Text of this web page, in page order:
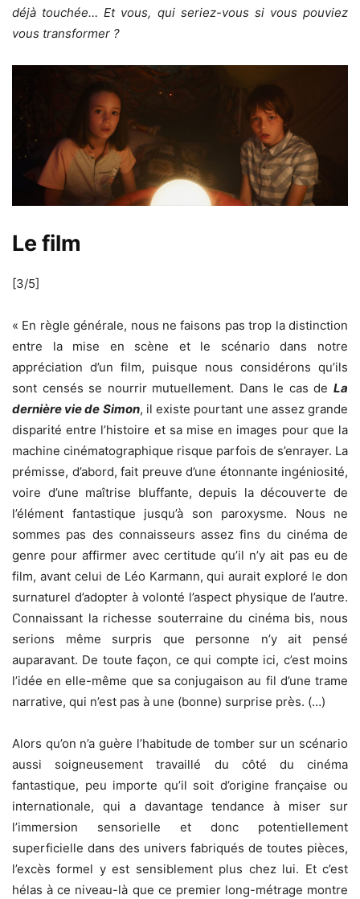
déjà touchée… Et vous, qui seriez-vous si vous pouviez
vous transformer ?
Le film
[3/5]
« En règle générale, nous ne faisons pas trop la distinction
entre la mise en scène et le scénario dans notre
appréciation d’un film, puisque nous considérons qu’ils
sont censés se nourrir mutuellement. Dans le cas de La
dernière vie de Simon, il existe pourtant une assez grande
disparité entre l’histoire et sa mise en images pour que la
machine cinématographique risque parfois de s’enrayer. La
prémisse, d’abord, fait preuve d’une étonnante ingéniosité,
voire d’une maîtrise bluffante, depuis la découverte de
l’élément fantastique jusqu’à son paroxysme. Nous ne
sommes pas des connaisseurs assez fins du cinéma de
genre pour affirmer avec certitude qu’il n’y ait pas eu de
film, avant celui de Léo Karmann, qui aurait exploré le don
surnaturel d’adopter à volonté l’aspect physique de l’autre.
Connaissant la richesse souterraine du cinéma bis, nous
serions même surpris que personne n’y ait pensé
auparavant. De toute façon, ce qui compte ici, c’est moins
l’idée en elle-même que sa conjugaison au fil d’une trame
narrative, qui n’est pas à une (bonne) surprise près. (…)
Alors qu’on n’a guère l’habitude de tomber sur un scénario
aussi soigneusement travaillé du côté du cinéma
fantastique, peu importe qu’il soit d’origine française ou
internationale, qui a davantage tendance à miser sur
l’immersion sensorielle et donc potentiellement
superficielle dans des univers fabriqués de toutes pièces,
l’excès formel y est sensiblement plus chez lui. Et c’est
hélas à ce niveau-là que ce premier long-métrage montre